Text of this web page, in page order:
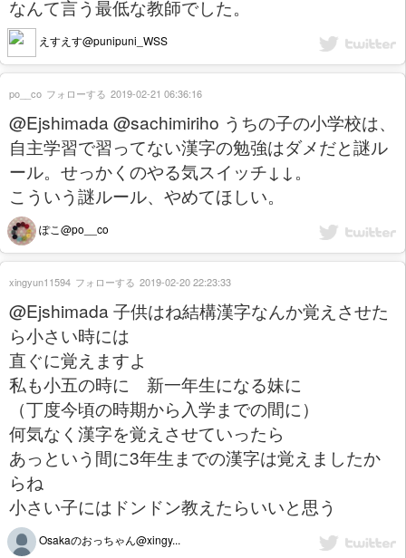
なんて言う最低な教師でした。
えすえす@punipuni_WSS
@Ejshimada @sachimiriho うちの子の小学校は、
自主学習で習ってない漢字の勉強はダメだと謎ル
ール。せっかくのやる気スイッチ↓↓。
こういう謎ルール、やめてほしい。
ぽこ@po__co
po__co フォローする 2019-02-21 06:36:16
@Ejshimada 子供はね結構漢字なんか覚えさせた
ら小さい時には
直ぐに覚えますよ
私も小五の時に 新一年生になる妹に
（丁度今頃の時期から入学までの間に）
何気なく漢字を覚えさせていったら
あっという間に3年生までの漢字は覚えましたか
らね
小さい子にはドンドン教えたらいいと思う
Osakaのおっちゃん@xingy...
xingyun11594 フォローする 2019-02-20 22:23:33